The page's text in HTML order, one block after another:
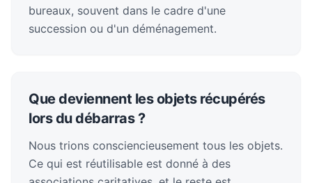
bureaux, souvent dans le cadre d'une
succession ou d'un déménagement.
Que deviennent les objets récupérés
lors du débarras ?
Nous trions consciencieusement tous les objets.
Ce qui est réutilisable est donné à des